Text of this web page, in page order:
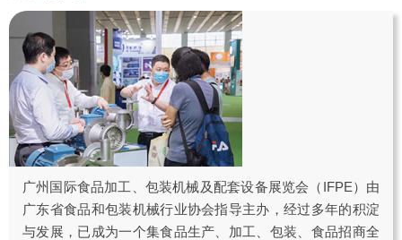
广州国际食品加工、包装机械及配套设备展览会（IFPE）由
广东省食品和包装机械行业协会指导主办，经过多年的积淀
与发展，已成为一个集食品生产、加工、包装、食品招商全